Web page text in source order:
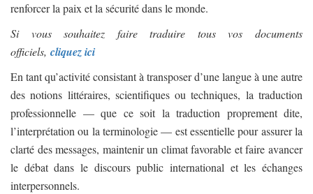
renforcer la paix et la sécurité dans le monde.
Si vous souhaitez faire traduire tous vos documents
officiels, cliquez ici
En tant qu’activité consistant à transposer d’une langue à une autre
des notions littéraires, scientifiques ou techniques, la traduction
professionnelle — que ce soit la traduction proprement dite,
l’interprétation ou la terminologie — est essentielle pour assurer la
clarté des messages, maintenir un climat favorable et faire avancer
le débat dans le discours public international et les échanges
interpersonnels.